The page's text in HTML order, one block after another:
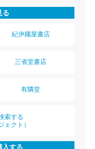
る
紀伊國屋書店
三省堂書店
有隣堂
索する
ェクト）
入する